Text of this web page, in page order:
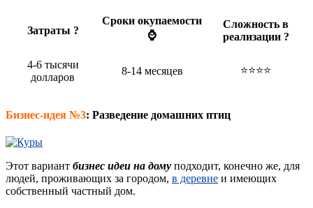
Затраты ?
Сроки окупаемости
⌚
Сложность в
реализации ?
4-6 тысячи
долларов
8-14 месяцев ⭐⭐⭐⭐
Бизнес-идея №3: Разведение домашних птиц
Этот вариант бизнес идеи на дому подходит, конечно же, для
людей, проживающих за городом, в деревне и имеющих
собственный частный дом.